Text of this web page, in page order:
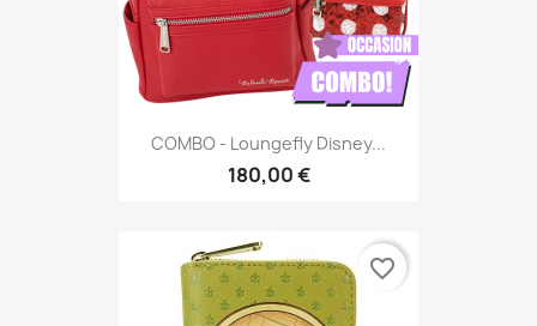
COMBO - Loungefly Disney...
180,00 €
favorite_border